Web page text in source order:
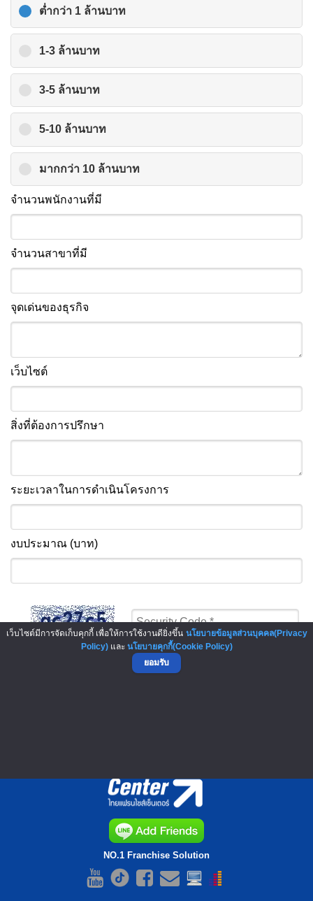
ต่ำกว่า 1 ล้านบาท
1-3 ล้านบาท
3-5 ล้านบาท
5-10 ล้านบาท
มากกว่า 10 ล้านบาท
จำนวนพนักงานที่มี
จำนวนสาขาที่มี
จุดเด่นของธุรกิจ
เว็บไซต์
สิ่งที่ต้องการปรึกษา
ระยะเวลาในการดำเนินโครงการ
งบประมาณ (บาท)
ส่งข้อมูล
NO.1 Franchise Solution
เว็บไซต์มีการจัดเก็บคุกกี้ เพื่อให้การใช้งานดียิ่งขึ้น นโยบายข้อมูลส่วนบุคคล(Privacy
Policy)และ นโยบายคุกกี้(Cookie Policy)
ยอมรับ